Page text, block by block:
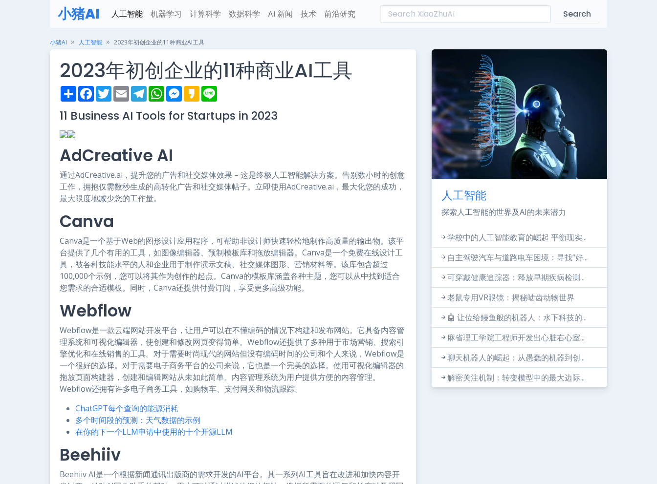
小猪AI 人工智能 机器学习 计算科学 数据科学 AI 新闻 技术 前沿研究 Search
小猪AI 人工智能 2023年初创企业的11种商业AI工具
2023年初创企业的11种商业AI工具
S
h
r
e
F
a
e
b
T
w
t
t
E
m
l
T
e
e
g
W
h
t
s
M
e
s
e
K
a
a
o
e
11 Business AI Tools for Startups in 2023
AdCreative AI
通过AdCreative.ai，提升您的广告和社交媒体效果 – 这是终极人工智能解决方案。告别数小时的创意
工作，拥抱仅需数秒生成的高转化广告和社交媒体帖子。立即使用AdCreative.ai，最大化您的成功，
最大限度地减少您的工作量。
Canva
Canva是一个基于Web的图形设计应用程序，可帮助非设计师快速轻松地制作高质量的输出物。该平
台提供了几个有用的工具，如图像编辑器、预制模板库和拖放编辑器。Canva是一个免费在线设计工
具，被各种技能水平的人和企业用于制作演示文稿、社交媒体图形、营销材料等。该库包含超过
100,000个示例，您可以将其作为创作的起点。Canva的模板库涵盖各种主题，您可以从中找到适合
您需求的合适模板。同时，Canva还提供付费订阅，享受更多高级功能。
Webflow
Webflow是一款云端网站开发平台，让用户可以在不懂编码的情况下构建和发布网站。它具备内容管
理系统和可视化编辑器，使创建和修改网页变得简单。Webflow还提供了多种用于市场营销、搜索引
擎优化和在线销售的工具。对于需要时尚现代的网站但没有编码时间的公司和个人来说，Webflow是
一个很好的选择。对于需要电子商务平台的公司来说，它也是一个完美的选择。使用可视化编辑器的
拖放页面构建器，创建和编辑网站从未如此简单。内容管理系统为用户提供方便的内容管理。
Webflow还拥有许多电子商务工具，如购物车、支付网关和物流跟踪。
ChatGPT每个查询的能源消耗
多个时间段的预测：天气数据的示例
在你的下一个LLM申请中使用的十个开源LLM
Beehiiv
Beehiiv AI是一个根据新闻通讯出版商的需求开发的AI平台。其一系列AI工具旨在改进和加快内容开
人工智能
探索人工智能的世界及AI的未来潜力
学校中的人工智能教育的崛起 平衡现实...
自主驾驶汽车与道路电车困境：寻找“好...
可穿戴健康追踪器：释放早期疾病检测...
老鼠专用VR眼镜：揭秘啮齿动物世界
🤖 让位给鳗鱼般的机器人：水下科技的...
麻省理工学院工程师开发出心脏右心室...
聊天机器人的崛起：从愚蠢的机器到创...
解密关注机制：转变模型中的最大边际...